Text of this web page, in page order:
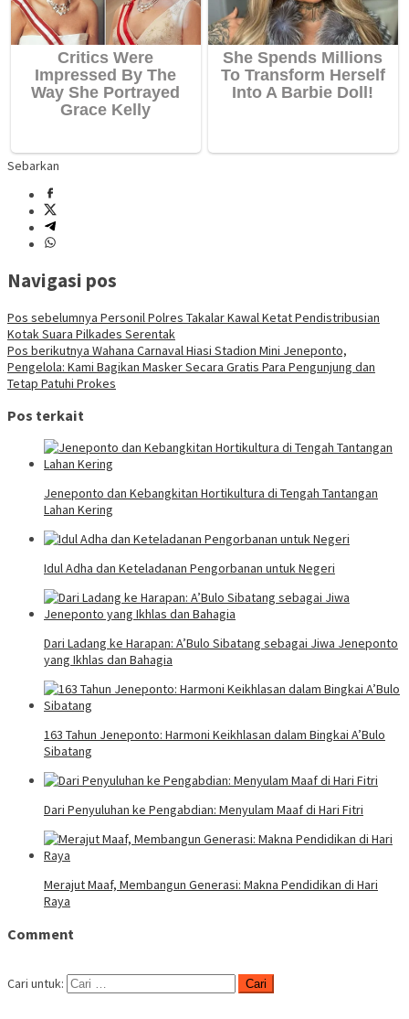
Sebarkan
Navigasi pos
Pos sebelumnya Personil Polres Takalar Kawal Ketat Pendistribusian
Kotak Suara Pilkades Serentak
Pos berikutnya Wahana Carnaval Hiasi Stadion Mini Jeneponto,
Pengelola: Kami Bagikan Masker Secara Gratis Para Pengunjung dan
Tetap Patuhi Prokes
Pos terkait
Jeneponto dan Kebangkitan Hortikultura di Tengah Tantangan
Lahan Kering
Idul Adha dan Keteladanan Pengorbanan untuk Negeri
Dari Ladang ke Harapan: A’Bulo Sibatang sebagai Jiwa Jeneponto
yang Ikhlas dan Bahagia
163 Tahun Jeneponto: Harmoni Keikhlasan dalam Bingkai A’Bulo
Sibatang
Dari Penyuluhan ke Pengabdian: Menyulam Maaf di Hari Fitri
Merajut Maaf, Membangun Generasi: Makna Pendidikan di Hari
Raya
Comment
Cari untuk: